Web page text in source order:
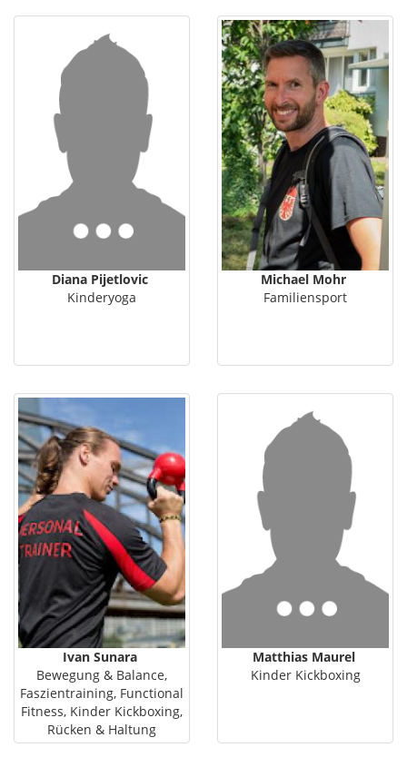
Diana Pijetlovic
Kinderyoga
Michael Mohr
Familiensport
Ivan Sunara
Bewegung & Balance,
Faszientraining, Functional
Fitness, Kinder Kickboxing,
Rücken & Haltung
Matthias Maurel
Kinder Kickboxing